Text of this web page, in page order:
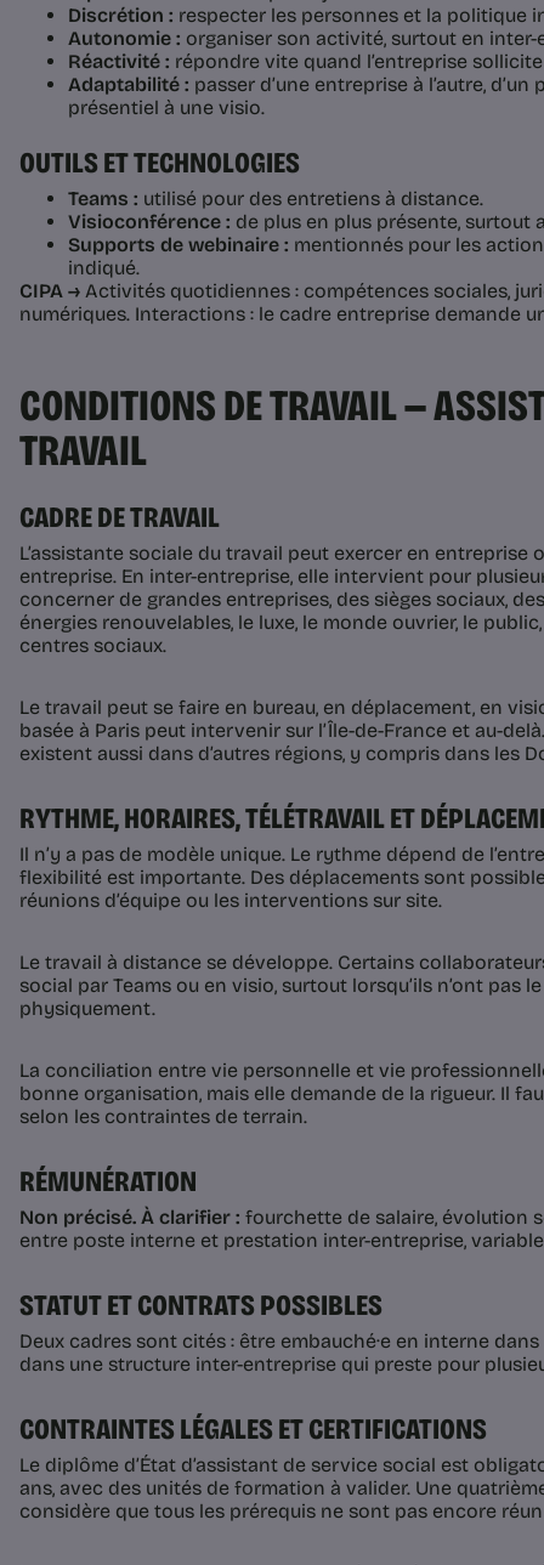
Discrétion : respecter les personnes et la politique
Autonomie : organiser son activité, surtout en inter-
Réactivité : répondre vite quand l’entreprise
Adaptabilité : passer d’une entreprise à l’autre, d’un
présentiel à une visio.
OUTILS ET TECHNOLOGIES
Teams : utilisé pour des entretiens à distance.
Visioconférence : de plus en plus présente, surtout
Supports de webinaire : mentionnés pour les
indiqué.
CIPA → Activités quotidiennes : compétences sociales,
numériques. Interactions : le cadre entreprise demande
CONDITIONS DE TRAVAIL —
TRAVAIL
CADRE DE TRAVAIL
L’assistante sociale du travail peut exercer en entreprise
entreprise. En inter-entreprise, elle intervient pour
concerner de grandes entreprises, des sièges sociaux,
énergies renouvelables, le luxe, le monde ouvrier, le
centres sociaux.
Le travail peut se faire en bureau, en déplacement, en
basée à Paris peut intervenir sur l’Île-de-France et au-
existent aussi dans d’autres régions, y compris dans les
RYTHME, HORAIRES, TÉLÉTRAVAIL ET
Il n’y a pas de modèle unique. Le rythme dépend de
flexibilité est importante. Des déplacements sont
réunions d’équipe ou les interventions sur site.
Le travail à distance se développe. Certains
social par Teams ou en visio, surtout lorsqu’ils n’ont pas
physiquement.
La conciliation entre vie personnelle et vie
bonne organisation, mais elle demande de la rigueur. Il
selon les contraintes de terrain.
RÉMUNÉRATION
Non précisé. À clarifier : fourchette de salaire, évolution
entre poste interne et prestation inter-entreprise,
STATUT ET CONTRATS POSSIBLES
Deux cadres sont cités : être embauché·e en interne
dans une structure inter-entreprise qui preste pour
CONTRAINTES LÉGALES ET CERTIFICATIONS
Le diplôme d’État d’assistant de service social est
ans, avec des unités de formation à valider. Une
considère que tous les prérequis ne sont pas encore